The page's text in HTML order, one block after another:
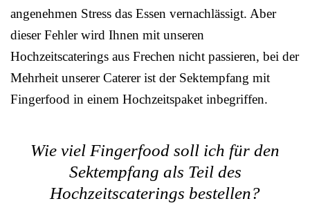
angenehmen Stress das Essen vernachlässigt. Aber
dieser Fehler wird Ihnen mit unseren
Hochzeitscaterings aus Frechen nicht passieren, bei der
Mehrheit unserer Caterer ist der Sektempfang mit
Fingerfood in einem Hochzeitspaket inbegriffen.
Wie viel Fingerfood soll ich für den
Sektempfang als Teil des
Hochzeitscaterings bestellen?